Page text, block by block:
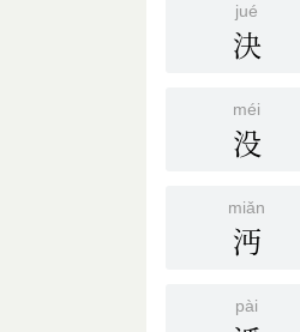
jué
決
méi
没
miǎn
沔
pài